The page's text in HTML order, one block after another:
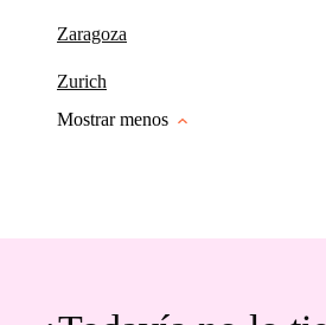
Zaragoza
Zurich
Mostrar menos